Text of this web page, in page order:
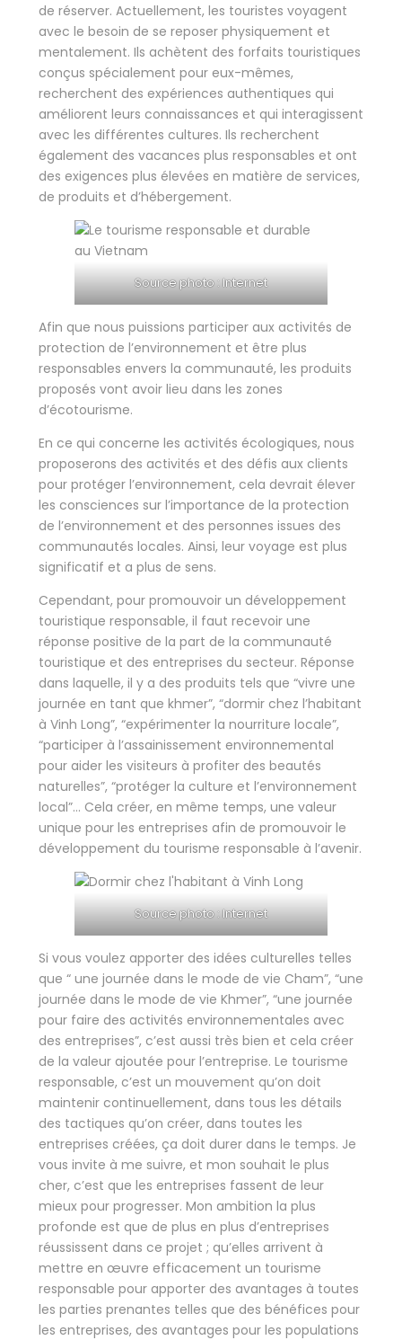
de réserver. Actuellement, les touristes voyagent
avec le besoin de se reposer physiquement et
mentalement. Ils achètent des forfaits touristiques
conçus spécialement pour eux-mêmes,
recherchent des expériences authentiques qui
améliorent leurs connaissances et qui interagissent
avec les différentes cultures. Ils recherchent
également des vacances plus responsables et ont
des exigences plus élevées en matière de services,
de produits et d’hébergement.
Source photo : Internet
Afin que nous puissions participer aux activités de
protection de l’environnement et être plus
responsables envers la communauté, les produits
proposés vont avoir lieu dans les zones
d’écotourisme.
En ce qui concerne les activités écologiques, nous
proposerons des activités et des défis aux clients
pour protéger l’environnement, cela devrait élever
les consciences sur l’importance de la protection
de l’environnement et des personnes issues des
communautés locales. Ainsi, leur voyage est plus
significatif et a plus de sens.
Cependant, pour promouvoir un développement
touristique responsable, il faut recevoir une
réponse positive de la part de la communauté
touristique et des entreprises du secteur. Réponse
dans laquelle, il y a des produits tels que “vivre une
journée en tant que khmer”, “dormir chez l’habitant
à Vinh Long”, “expérimenter la nourriture locale”,
“participer à l’assainissement environnemental
pour aider les visiteurs à profiter des beautés
naturelles”, “protéger la culture et l’environnement
local”… Cela créer, en même temps, une valeur
unique pour les entreprises afin de promouvoir le
développement du tourisme responsable à l’avenir.
Source photo : Internet
Si vous voulez apporter des idées culturelles telles
que “ une journée dans le mode de vie Cham”, “une
journée dans le mode de vie Khmer”, “une journée
pour faire des activités environnementales avec
des entreprises”, c’est aussi très bien et cela créer
de la valeur ajoutée pour l’entreprise. Le tourisme
responsable, c’est un mouvement qu’on doit
maintenir continuellement, dans tous les détails
des tactiques qu’on créer, dans toutes les
entreprises créées, ça doit durer dans le temps. Je
vous invite à me suivre, et mon souhait le plus
cher, c’est que les entreprises fassent de leur
mieux pour progresser. Mon ambition la plus
profonde est que de plus en plus d’entreprises
réussissent dans ce projet ; qu’elles arrivent à
mettre en œuvre efficacement un tourisme
responsable pour apporter des avantages à toutes
les parties prenantes telles que des bénéfices pour
les entreprises, des avantages pour les populations